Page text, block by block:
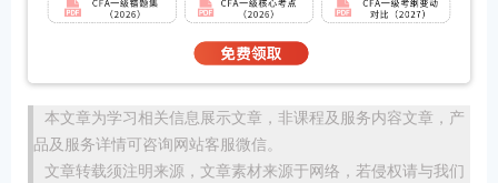
本文章为学习相关信息展示文章，非课程及服务内容文章，产
品及服务详情可咨询网站客服微信。
文章转载须注明来源，文章素材来源于网络，若侵权请与我们